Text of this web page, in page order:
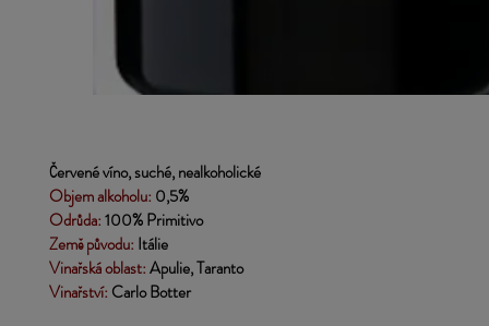
Červené víno, suché, nealkoholické
Objem alkoholu: 0,5%
Odrůda: 100% Primitivo
Země původu: Itálie
Vinařská oblast: Apulie, Taranto
Vinařství: Carlo Botter